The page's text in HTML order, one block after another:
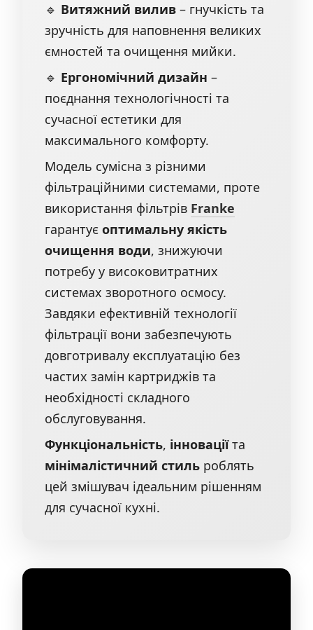
🔹 Витяжний вилив – гнучкість та
зручність для наповнення великих
ємностей та очищення мийки.
🔹 Ергономічний дизайн –
поєднання технологічності та
сучасної естетики для
максимального комфорту.
Модель сумісна з різними
фільтраційними системами, проте
використання фільтрів Franke
гарантує оптимальну якість
очищення води, знижуючи
потребу у високовитратних
системах зворотного осмосу.
Завдяки ефективній технології
фільтрації вони забезпечують
довготривалу експлуатацію без
частих замін картриджів та
необхідності складного
обслуговування.
Функціональність, інноваціїта
мінімалістичний стиль роблять
цей змішувач ідеальним рішенням
для сучасної кухні.